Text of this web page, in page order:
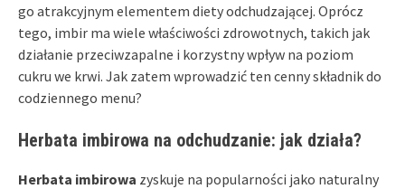
go atrakcyjnym elementem diety odchudzającej. Oprócz
tego, imbir ma wiele właściwości zdrowotnych, takich jak
działanie przeciwzapalne i korzystny wpływ na poziom
cukru we krwi. Jak zatem wprowadzić ten cenny składnik do
codziennego menu?
Herbata imbirowa na odchudzanie: jak działa?
Herbata imbirowa zyskuje na popularności jako naturalny